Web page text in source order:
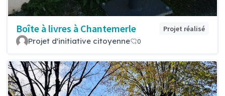
Boîte à livres à Chantemerle Projet réalisé
Projet d'initiative citoyenne 0